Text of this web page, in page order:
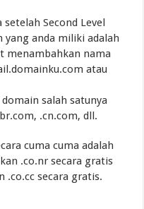
Second Level
yang anda miliki adalah
menambahkan nama
atau
salah satunya
.cn.com, dll.
cuma cuma adalah
.co.nr secara gratis
.co.cc secara gratis.